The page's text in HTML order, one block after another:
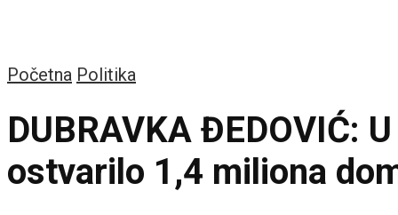
Početna Politika
DUBRAVKA ĐEDOVIĆ:
ostvarilo 1,4 miliona